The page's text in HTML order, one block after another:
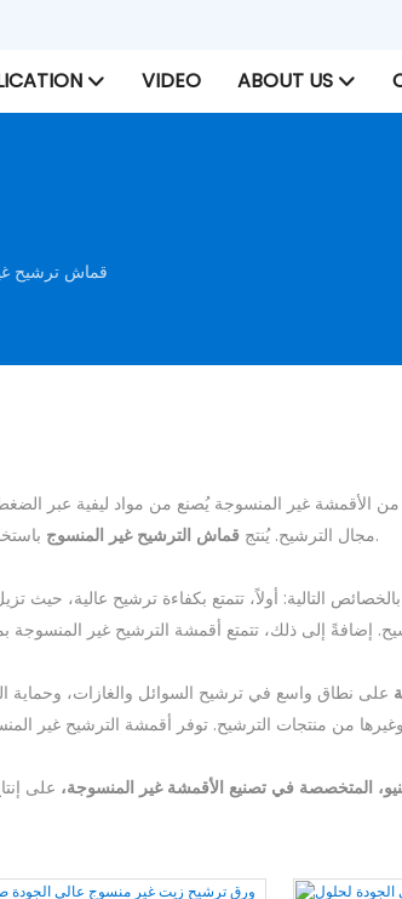
VIDEO ABOUT US
قماش ترشيح
الأقمشة غير المنسوجة يُصنع من مواد ليفية عبر الضغط
مجال الترشيح. يُنتج قماش الترشيح غير المنسوج باستخدام تقنية الأقمشة غير المنسوجة، حيث تُربط الألياف معًا عن طريق الصهر أو الربط أو التشابك الميكانيكي لتشكيل بنية متجانسة وكثيفة.
التالية: أولاً، تتمتع بكفاءة ترشيح عالية، حيث
على نطاق واسع في ترشيح السوائل والغازات، وحماية
المتخصصة في تصنيع الأقمشة غير المنسوجة، على